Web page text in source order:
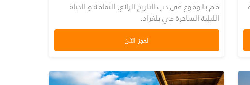
قم بالوقوع في حب التاريخ الرائع, الثقافة و الحياة
الليلية الساحرة في بلغراد.
احجز الآن